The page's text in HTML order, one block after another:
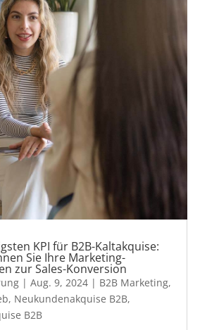
KPI für B2B-Kaltakquise:
Sie Ihre Marketing-
zur Sales-Konversion
| Aug. 9, 2024| B2B Marketing,
, Neukundenakquise B2B,
B2B